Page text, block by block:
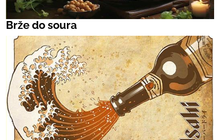
Brže do soura